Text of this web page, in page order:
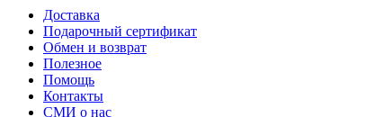
Доставка
Подарочный сертификат
Обмен и возврат
Полезное
Помощь
Контакты
СМИ о нас